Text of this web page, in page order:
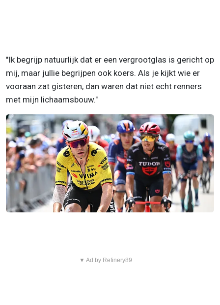
"Ik begrijp natuurlijk dat er een vergrootglas is gericht op
mij, maar jullie begrijpen ook koers. Als je kijkt wie er
vooraan zat gisteren, dan waren dat niet echt renners
met mijn lichaamsbouw."
▼ Ad by Refinery89